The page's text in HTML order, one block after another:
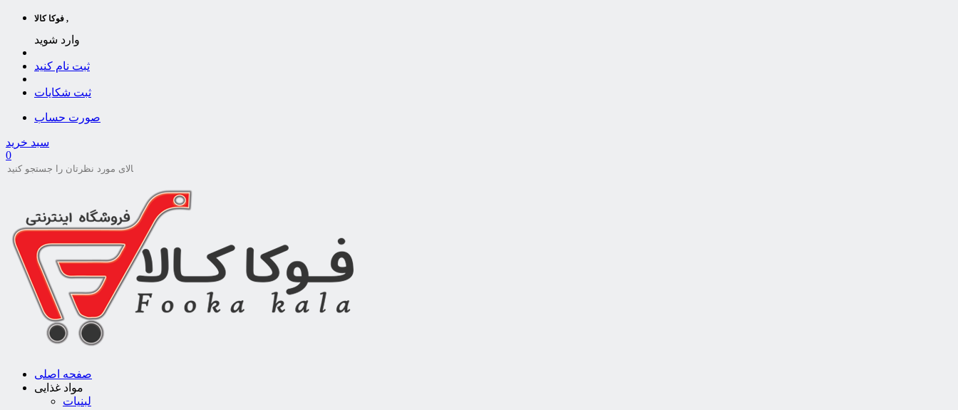
فوکا کالا ,
وارد شوید
ثبت نام کنید
ثبت شکایات
صورت حساب
سبد خرید
0
صفحه اصلی
مواد غذایی
لبنیات